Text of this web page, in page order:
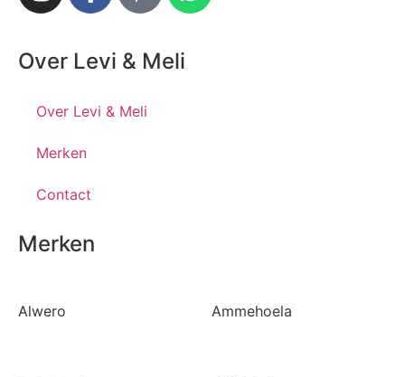
Over Levi & Meli
Over Levi & Meli
Merken
Contact
Merken
Alwero Ammehoela